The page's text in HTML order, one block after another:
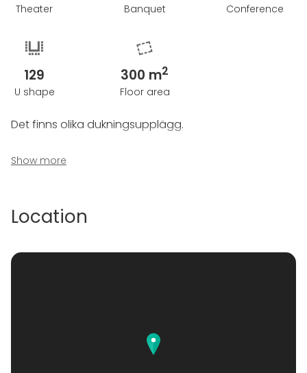
Theater Banquet Conference
129
U shape
300 m2
Floor area
Det finns olika dukningsupplägg.
Menyerna nedan för Bröllop och Fest är endast
Vi har även olika erbjudaden under årets månader ,
Show more
Location